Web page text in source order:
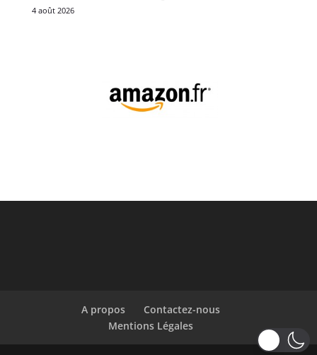
4 août 2026
A propos
Contactez-nous
Mentions Légales